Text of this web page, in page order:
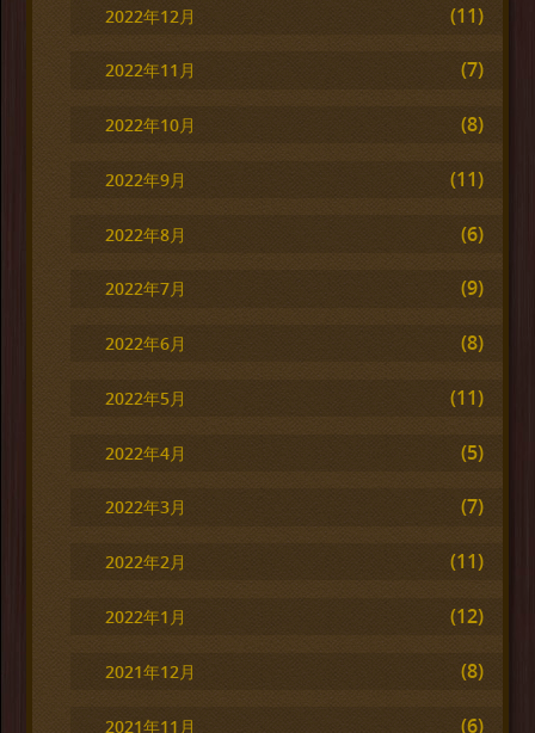
2022年12月 (11)
2022年11月 (7)
2022年10月 (8)
2022年9月 (11)
2022年8月 (6)
2022年7月 (9)
2022年6月 (8)
2022年5月 (11)
2022年4月 (5)
2022年3月 (7)
2022年2月 (11)
2022年1月 (12)
2021年12月 (8)
2021年11月 (6)